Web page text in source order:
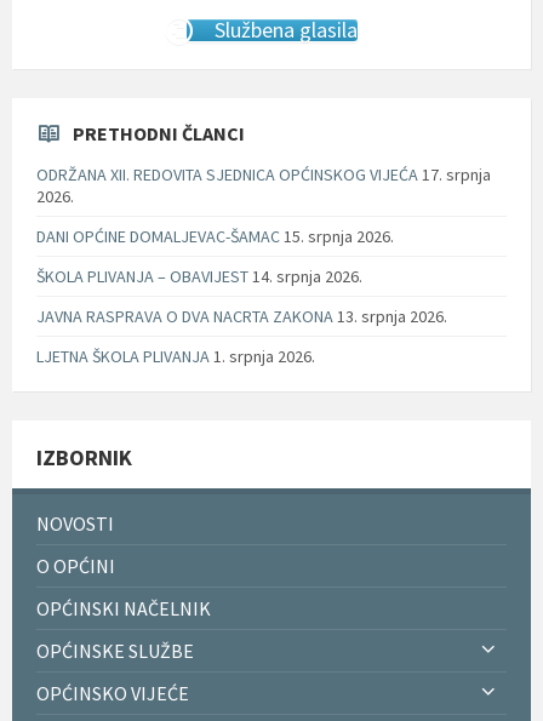
Službena glasila
PRETHODNI ČLANCI
ODRŽANA XII. REDOVITA SJEDNICA OPĆINSKOG VIJEĆA17. srpnja
2026.
DANI OPĆINE DOMALJEVAC-ŠAMAC15. srpnja 2026.
ŠKOLA PLIVANJA – OBAVIJEST14. srpnja 2026.
JAVNA RASPRAVA O DVA NACRTA ZAKONA13. srpnja 2026.
LJETNA ŠKOLA PLIVANJA1. srpnja 2026.
IZBORNIK
NOVOSTI
O OPĆINI
OPĆINSKI NAČELNIK
OPĆINSKE SLUŽBE
OPĆINSKO VIJEĆE